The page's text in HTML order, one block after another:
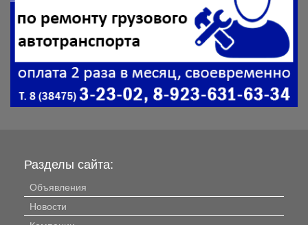
Разделы сайта:
Объявления
Новости